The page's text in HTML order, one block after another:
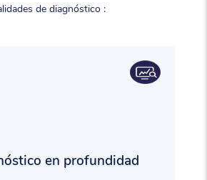
de diagnóstico :
en profundidad